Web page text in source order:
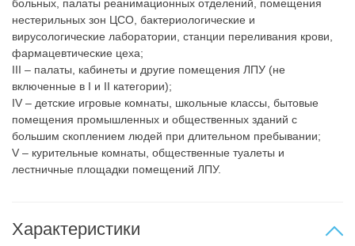
больных, палаты реанимационных отделений, помещения
нестерильных зон ЦСО, бактериологические и
вирусологические лаборатории, станции переливания крови,
фармацевтические цеха;
III – палаты, кабинеты и другие помещения ЛПУ (не
включенные в I и II категории);
IV – детские игровые комнаты, школьные классы, бытовые
помещения промышленных и общественных зданий с
большим скоплением людей при длительном пребывании;
V – курительные комнаты, общественные туалеты и
лестничные площадки помещений ЛПУ.
Характеристики